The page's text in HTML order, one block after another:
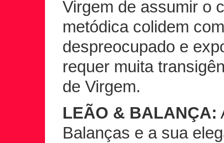
Virgem de assumir o
metódica colidem
despreocupado e
requer muita
de Virgem.
LEÃO & BALANÇA:
Balanças e a sua